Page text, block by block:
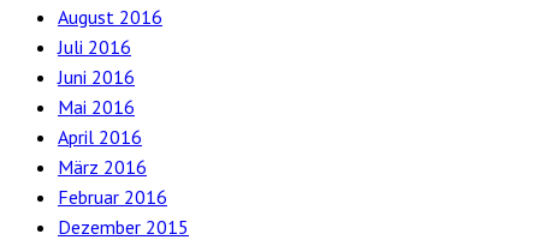
August 2016
Juli 2016
Juni 2016
Mai 2016
April 2016
März 2016
Februar 2016
Dezember 2015